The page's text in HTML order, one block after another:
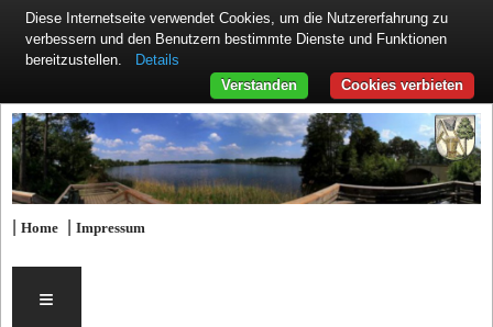
|Home |Impressum
≡
Diese Internetseite verwendet Cookies, um die Nutzererfahrung zu
verbessern und den Benutzern bestimmte Dienste und Funktionen
bereitzustellen.
Details
Cookies verbieten
Verstanden